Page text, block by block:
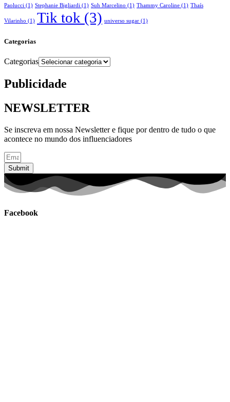
Paolucci (1) Stephanie Bigliardi (1) Suh Marcelino (1) Thammy Caroline (1) Thaís
Vilarinho (1) Tik tok (3) universo sugar (1)
Categorias
Categorias
Publicidade
NEWSLETTER
Se inscreva em nossa Newsletter e fique por dentro de tudo o que
acontece no mundo dos influenciadores
Submit
Facebook